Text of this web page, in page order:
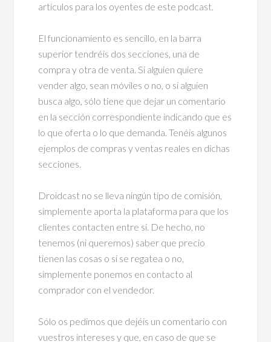
artículos para los oyentes de este podcast.
El funcionamiento es sencillo, en la barra
superior tendréis dos secciones, una de
compra y otra de venta. Si alguien quiere
vender algo, sean móviles o no, o si alguien
busca algo, sólo tiene que dejar un comentario
en la sección correspondiente indicando que es
lo que oferta o lo que demanda. Tenéis algunos
ejemplos de compras y ventas reales en dichas
secciones.
Droidcast no se lleva ningún tipo de comisión,
simplemente aporta la plataforma para que los
clientes contacten entre si. De hecho, no
tenemos (ni queremos) saber que precio
tienen las cosas o si se regatea o no,
simplemente ponemos en contacto al
comprador con el vendedor.
Sólo os pedimos que dejéis un comentario con
vuestros intereses y que, en caso de que se